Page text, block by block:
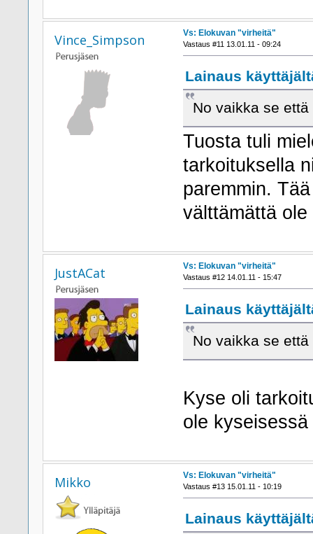
Vince_Simpson Vs: Elokuvan "virheitä"
Vastaus #11 13.01.11 - 09:24
Lainaus
No vaikka se
Tuosta tuli
tarkoituksella
paremmin.
välttämättä
JustACat Vs: Elokuvan "virheitä"
Vastaus #12 14.01.11 - 15:47
Lainaus
No vaikka se
Kyse oli
ole
Mikko Vs: Elokuvan "virheitä"
Vastaus #13 15.01.11 - 10:19
Lainaus